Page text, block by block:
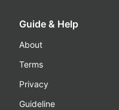
Guide & Help
About
Terms
Privacy
Guideline